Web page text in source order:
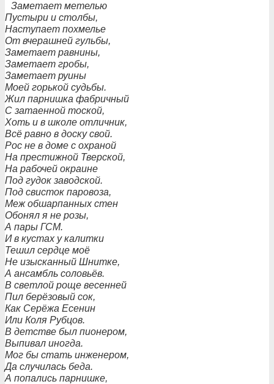
Заметает метелью
Пустыри и столбы,
Наступает похмелье
От вчерашней гульбы,
Заметает равнины,
Заметает гробы,
Заметает руины
Моей горькой судьбы.
Жил парнишка фабричный
С затаенной тоской,
Хоть и в школе отличник,
Всё равно в доску свой.
Рос не в доме с охраной
На престижной Тверской,
На рабочей окраине
Под гудок заводской.
Под свисток паровоза,
Меж обшарпанных стен
Обонял я не розы,
А пары ГСМ.
И в кустах у калитки
Тешил сердце моё
Не изысканный Шнитке,
А ансамбль соловьёв.
В светлой роще весенней
Пил берёзовый сок,
Как Серёжа Есенин
Или Коля Рубцов.
В детстве был пионером,
Выпивал иногда.
Мог бы стать инженером,
Да случилась беда.
А попались парнишке,